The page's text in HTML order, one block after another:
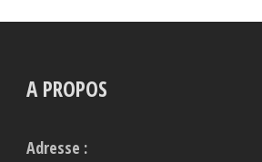
A PROPOS
Adresse :